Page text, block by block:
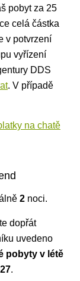
pobyt za 25
celá částka
v potvrzení
vyřízení
DDS
. V případě
na chatě
2 noci.
dopřát
uvedeno
pobyty v létě
.